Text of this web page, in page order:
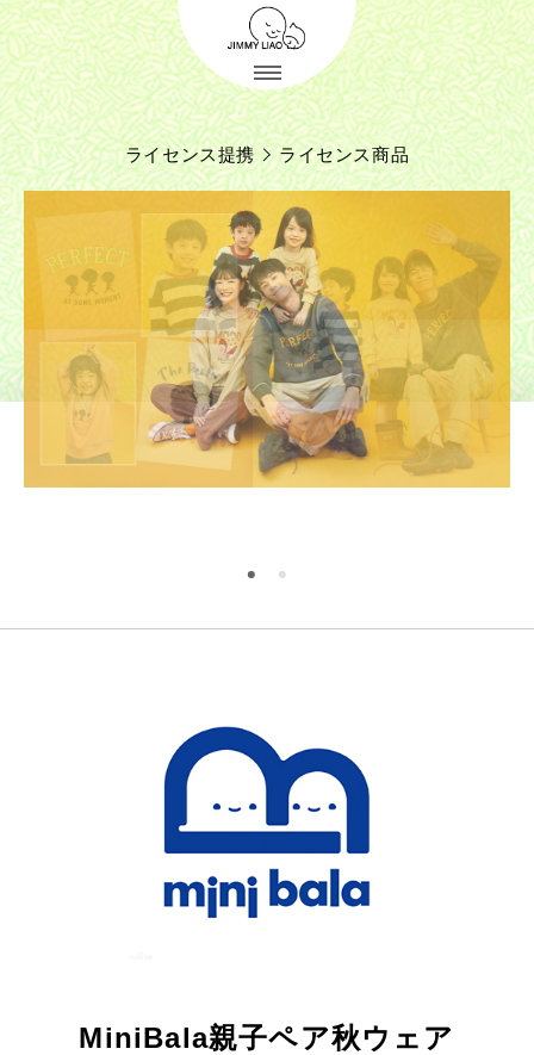
ライセンス提携 ライセンス商品
MiniBala親子ペア秋ウェア